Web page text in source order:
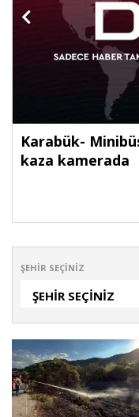
Karabük-
kaza kamerada
ŞEHIR SEÇINIZ
ŞEHIR SEÇINIZ